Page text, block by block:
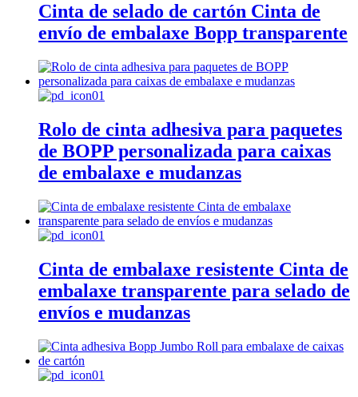
Cinta de selado de cartón Cinta de
envío de embalaxe Bopp transparente
Rolo de cinta adhesiva para paquetes
de BOPP personalizada para caixas
de embalaxe e mudanzas
Cinta de embalaxe resistente Cinta de
embalaxe transparente para selado de
envíos e mudanzas